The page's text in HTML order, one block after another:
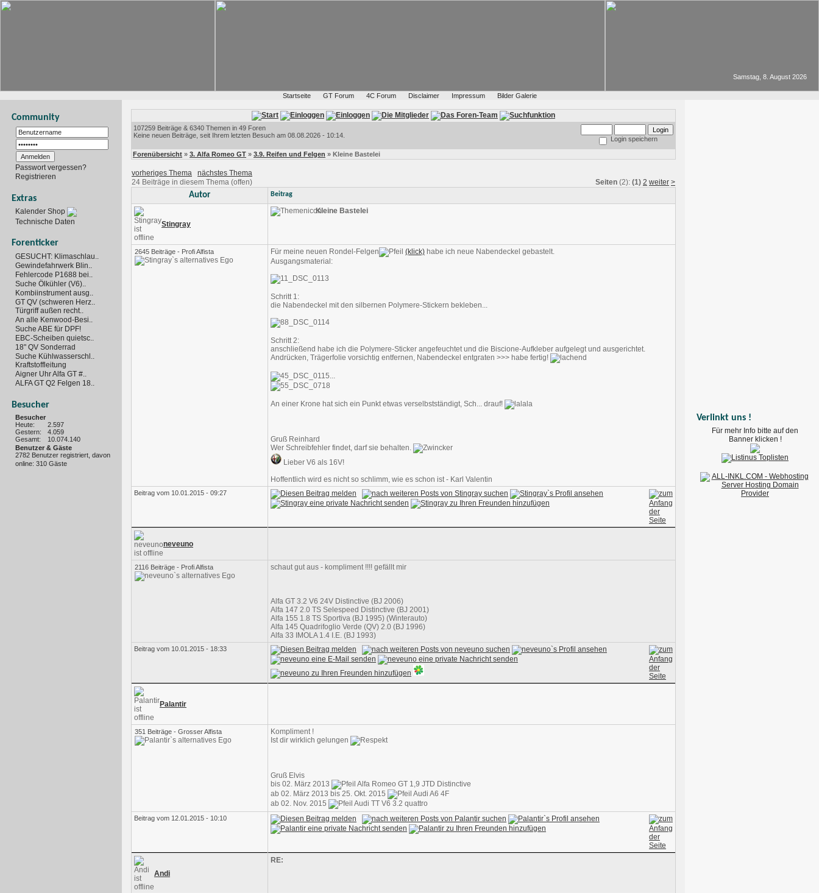
Startseite GT Forum 4C Forum Disclaimer Impressum Bilder Galerie
Samstag, 8. August 2026
Community
Passwort vergessen?
Registrieren
Extras
Kalender Shop
Technische Daten
Forenticker
GESUCHT: Klimaschlau..
Gewindefahrwerk Blin..
Fehlercode P1688 bei..
Suche Ölkühler (V6)..
Kombiinstrument ausg..
GT QV (schweren Herz..
Türgriff außen recht..
An alle Kenwood-Besi..
Suche ABE für DPF!
EBC-Scheiben quietsc..
18" QV Sonderrad
Suche Kühlwasserschl..
Kraftstoffleitung
Aigner Uhr Alfa GT #..
ALFA GT Q2 Felgen 18..
Besucher
Besucher
Heute:
2.597
Gestern:
4.059
Gesamt:
10.074.140
Benutzer & Gäste
2782 Benutzer registriert, davon
online: 310 Gäste
107259 Beiträge & 6340 Themen in 49 Foren
Keine neuen Beiträge, seit Ihrem letzten Besuch am 08.08.2026 - 10:14.
Login speichern
Forenübersicht » 3. Alfa Romeo GT » 3.9. Reifen und Felgen » Kleine Bastelei
vorheriges Thema
nächstes Thema
24 Beiträge in diesem Thema (offen)
Seiten (2): (1) 2 weiter >
Autor Beitrag
Stingray
Kleine Bastelei
2645 Beiträge - Profi Alfista Für meine neuen Rondel-Felgen (klick) habe ich neue Nabendeckel gebastelt.
Ausgangsmaterial:
Schritt 1:
die Nabendeckel mit den silbernen Polymere-Stickern bekleben...
Schritt 2:
anschließend habe ich die Polymere-Sticker angefeuchtet und die Biscione-Aufkleber aufgelegt und ausgerichtet.
Andrücken, Trägerfolie vorsichtig entfernen, Nabendeckel entgraten >>> habe fertig!
...
An einer Krone hat sich ein Punkt etwas verselbstständigt, Sch... drauf!
Gruß Reinhard
Wer Schreibfehler findet, darf sie behalten.
Lieber V6 als 16V!
Hoffentlich wird es nicht so schlimm, wie es schon ist - Karl Valentin
Beitrag vom 10.01.2015 - 09:27
neveuno
2116 Beiträge - Profi Alfista schaut gut aus - kompliment !!!! gefällt mir
Alfa GT 3.2 V6 24V Distinctive (BJ 2006)
Alfa 147 2.0 TS Selespeed Distinctive (BJ 2001)
Alfa 155 1.8 TS Sportiva (BJ 1995) (Winterauto)
Alfa 145 Quadrifoglio Verde (QV) 2.0 (BJ 1996)
Alfa 33 IMOLA 1.4 I.E. (BJ 1993)
Beitrag vom 10.01.2015 - 18:33
Palantir
351 Beiträge - Grosser Alfista
Kompliment !
Ist dir wirklich gelungen
Gruß Elvis
bis 02. März 2013
Alfa Romeo GT 1,9 JTD Distinctive
ab 02. März 2013 bis 25. Okt. 2015
Audi A6 4F
ab 02. Nov. 2015
Audi TT V6 3.2 quattro
Beitrag vom 12.01.2015 - 10:10
Andi
RE:
Verlinkt uns !
Für mehr Info bitte auf den
Banner klicken !